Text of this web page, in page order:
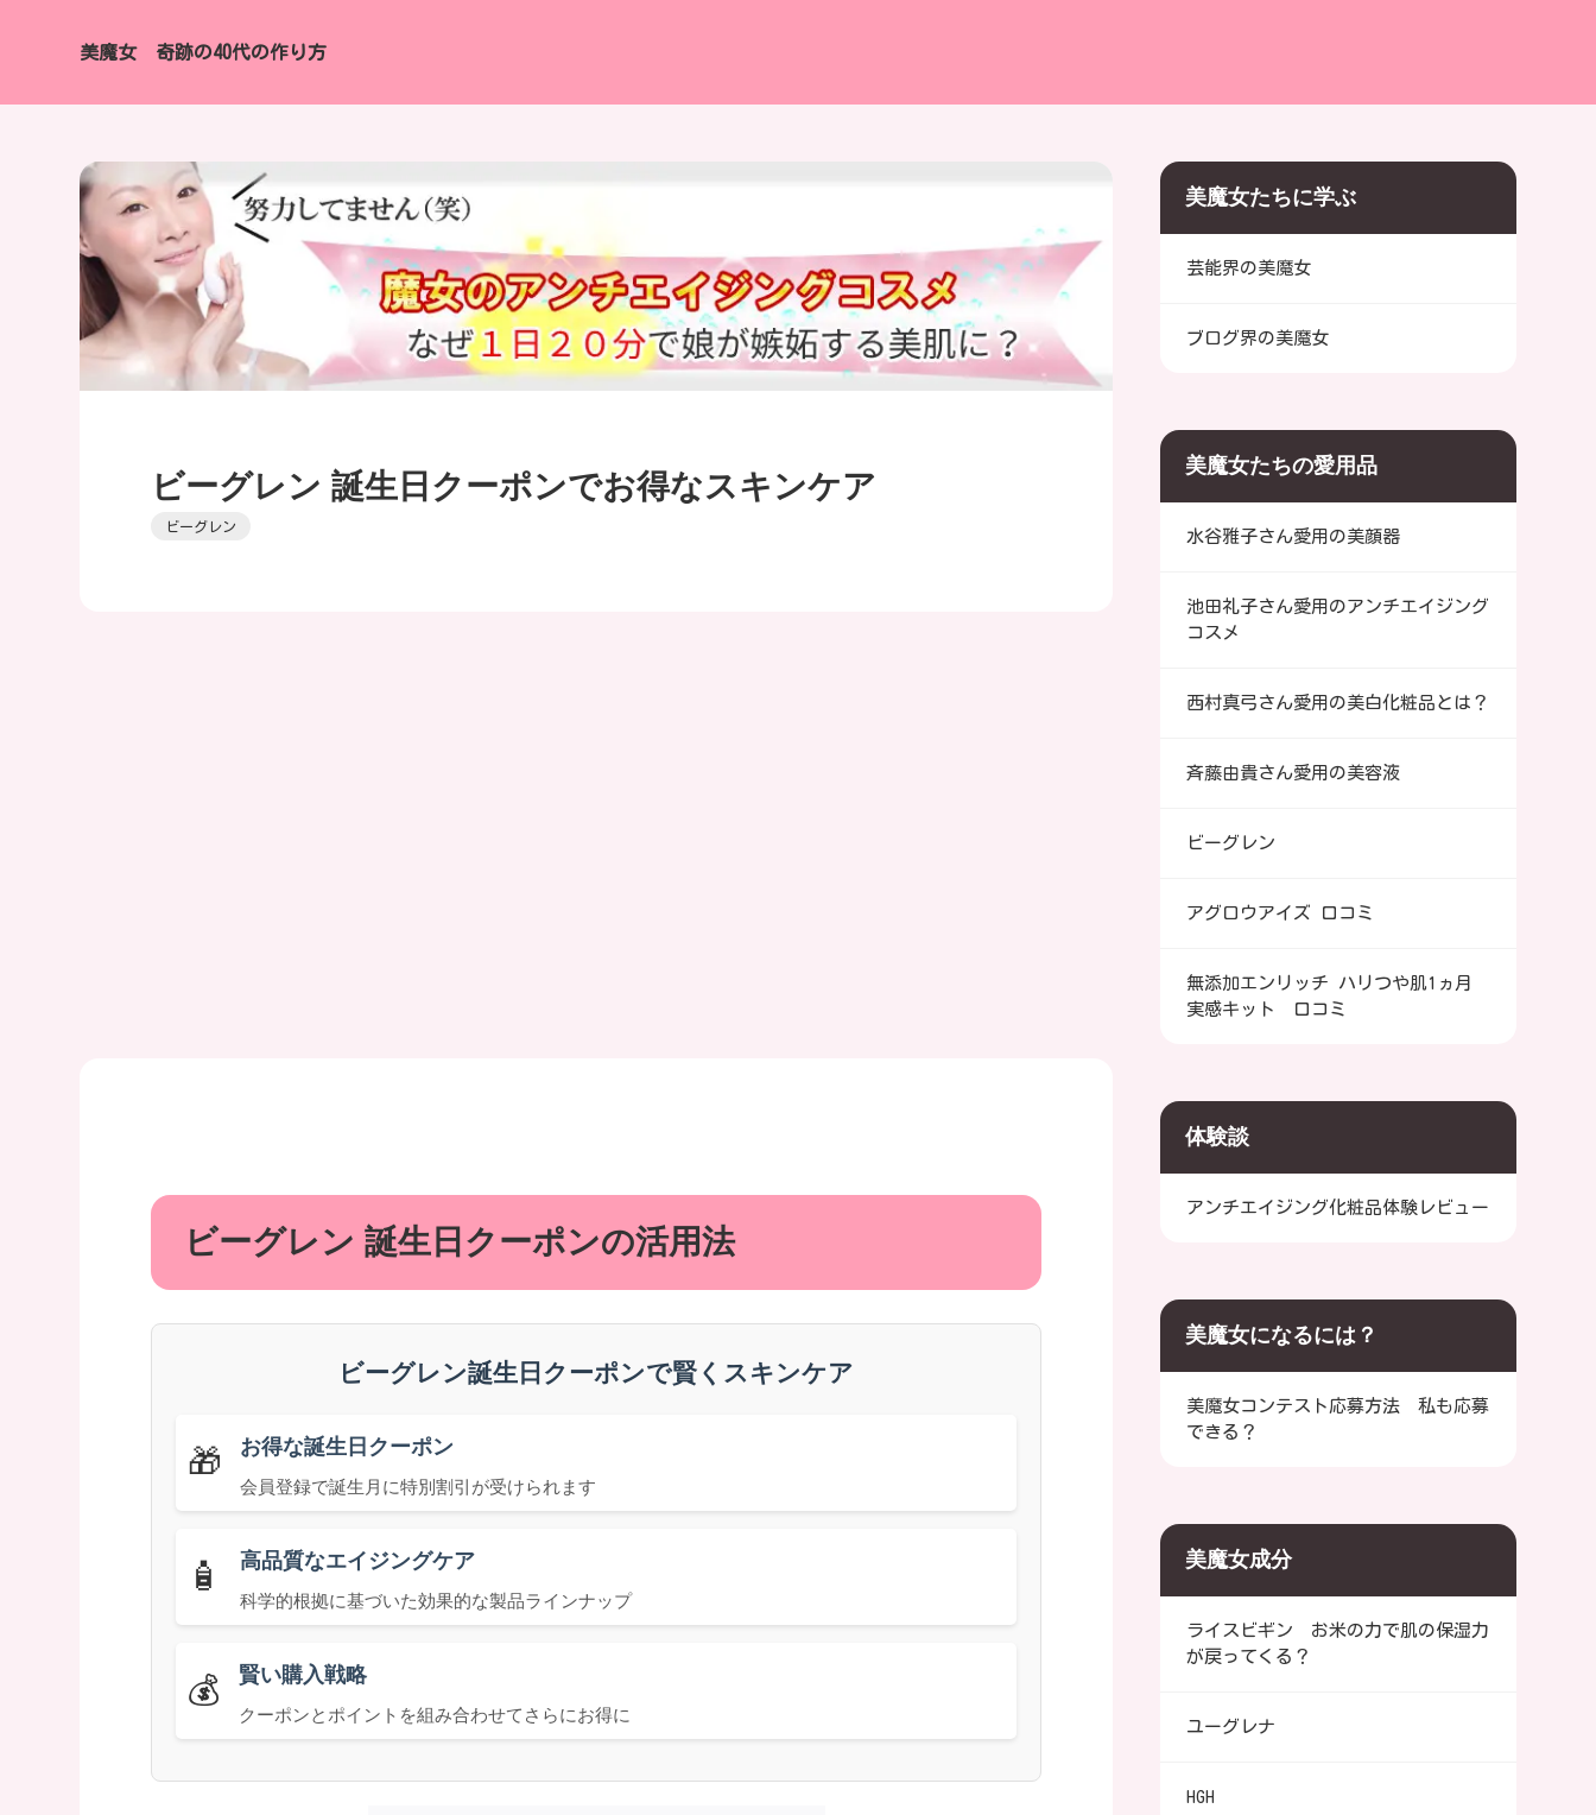
美魔女 奇跡の40代の作り方
ビーグレン 誕生日クーポンでお得なスキンケア
ビーグレン
ビーグレン 誕生日クーポンの活用法
ビーグレン誕生日クーポンで賢くスキンケア
🎁 お得な誕生日クーポン
会員登録で誕生月に特別割引が受けられます
🧴 高品質なエイジングケア
科学的根拠に基づいた効果的な製品ラインナップ
💰 賢い購入戦略
クーポンとポイントを組み合わせてさらにお得に
美魔女たちに学ぶ
芸能界の美魔女
ブログ界の美魔女
美魔女たちの愛用品
水谷雅子さん愛用の美顔器
池田礼子さん愛用のアンチエイジング
コスメ
西村真弓さん愛用の美白化粧品とは？
斉藤由貴さん愛用の美容液
ビーグレン
アグロウアイズ 口コミ
無添加エンリッチ ハリつや肌1ヵ月
実感キット 口コミ
体験談
アンチエイジング化粧品体験レビュー
美魔女になるには？
美魔女コンテスト応募方法 私も応募
できる？
美魔女成分
ライスビギン お米の力で肌の保湿力
が戻ってくる？
ユーグレナ
HGH